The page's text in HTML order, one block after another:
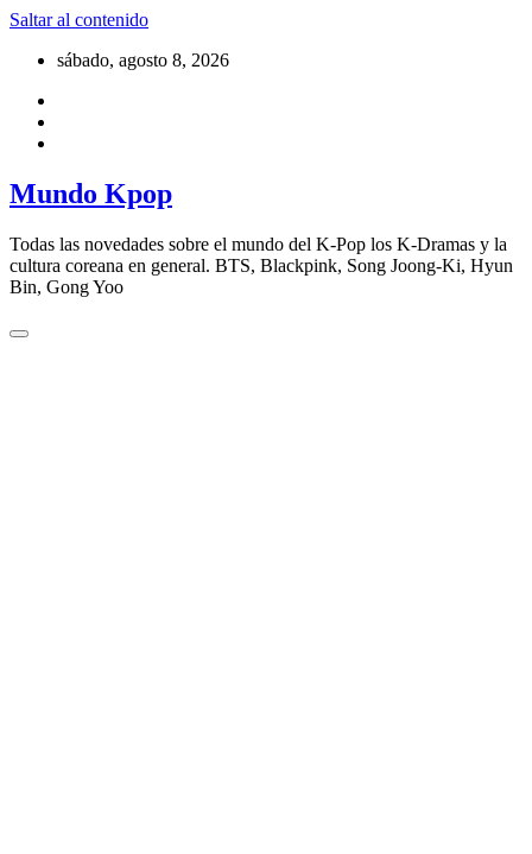
Saltar al contenido
sábado, agosto 8, 2026
Mundo Kpop
Todas las novedades sobre el mundo del K-Pop los K-Dramas y la
cultura coreana en general. BTS, Blackpink, Song Joong-Ki, Hyun
Bin, Gong Yoo